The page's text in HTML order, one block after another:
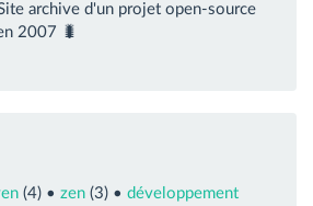
archive d'un projet open-source
2007 🐛
(4) • zen (3) • développement